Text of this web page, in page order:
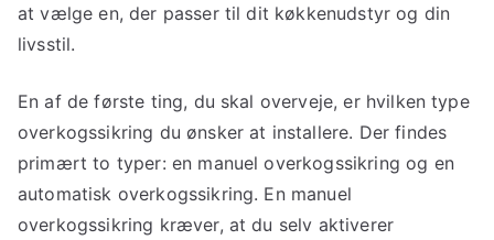
at vælge en, der passer til dit køkkenudstyr og din
livsstil.
En af de første ting, du skal overveje, er hvilken type
overkogssikring du ønsker at installere. Der findes
primært to typer: en manuel overkogssikring og en
automatisk overkogssikring. En manuel
overkogssikring kræver, at du selv aktiverer